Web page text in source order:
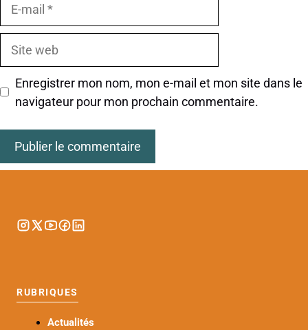
Site
Enregistrer mon nom, mon e-mail et mon site dans le
navigateur pour mon prochain commentaire.
RUBRIQUES
Actualités